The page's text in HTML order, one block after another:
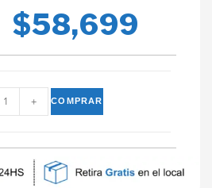
$58,699
+ COMPRAR